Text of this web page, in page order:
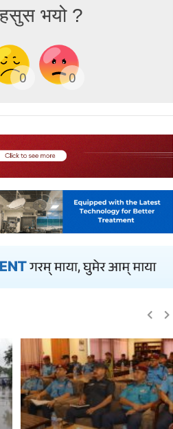
भयो ?
0 0